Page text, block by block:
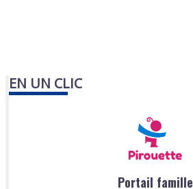
EN UN CLIC
Portail famille